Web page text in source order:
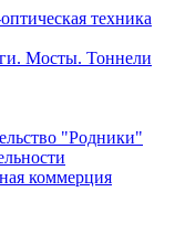
техника
Мосты. Тоннели
"Родники"
коммерция